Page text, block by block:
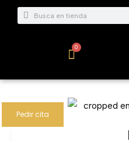
Buscar
Buscar
0
Carrito
Pedir cita